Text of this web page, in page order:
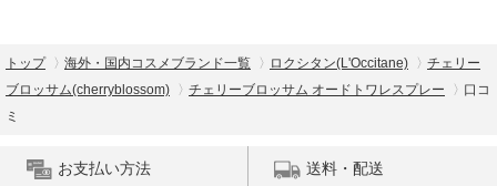
トップ 海外・国内コスメブランド一覧 ロクシタン(L'Occitane)
チェリー
ブロッサム(cherryblossom)
チェリーブロッサム オードトワレスプレー
口コ
ミ
お支払い方法 送料・配送